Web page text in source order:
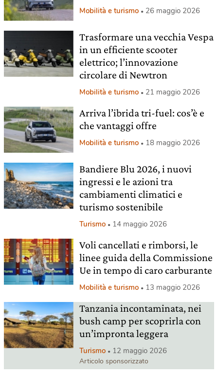
Mobilità e turismo 26 maggio 2026
Trasformare una vecchia Vespa
in un efficiente scooter
elettrico; l’innovazione
circolare di Newtron
Mobilità e turismo 21 maggio 2026
Arriva l’ibrida tri-fuel: cos’è e
che vantaggi offre
Mobilità e turismo 18 maggio 2026
Bandiere Blu 2026, i nuovi
ingressi e le azioni tra
cambiamenti climatici e
turismo sostenibile
Turismo 14 maggio 2026
Voli cancellati e rimborsi, le
linee guida della Commissione
Ue in tempo di caro carburante
Mobilità e turismo 13 maggio 2026
Tanzania incontaminata, nei
bush camp per scoprirla con
un’impronta leggera
Turismo 12 maggio 2026
Articolo sponsorizzato